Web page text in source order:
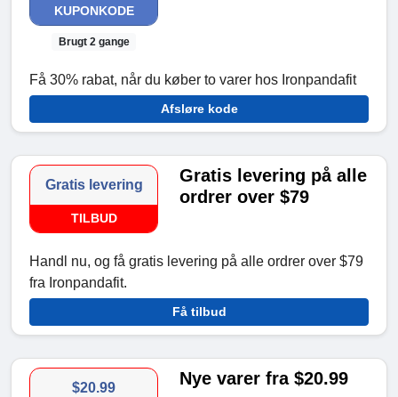
KUPONKODE
Brugt 2 gange
Få 30% rabat, når du køber to varer hos Ironpandafit
Afsløre kode
Gratis levering
TILBUD
Gratis levering på alle
ordrer over $79
Handl nu, og få gratis levering på alle ordrer over $79
fra Ironpandafit.
Få tilbud
$20.99 Nye varer fra $20.99